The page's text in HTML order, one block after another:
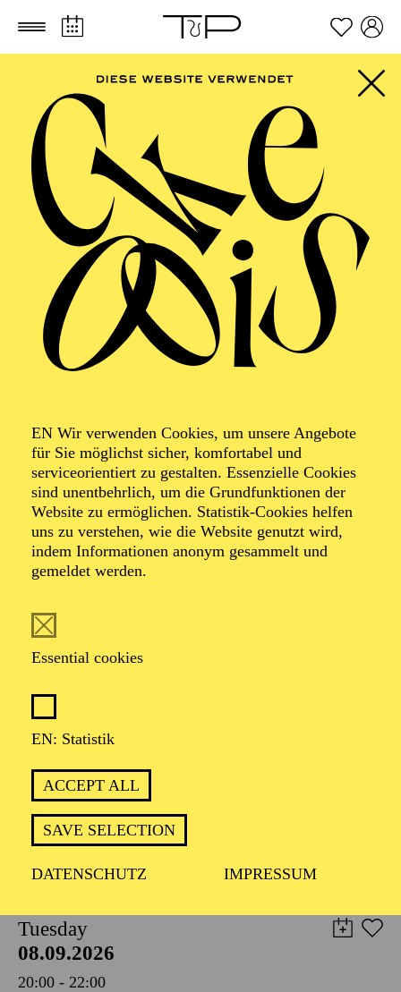
Zum Hauptinhalt springen Zum Footer springen
EN Wir verwenden Cookies, um unsere Angebote
für Sie möglichst sicher, komfortabel und
serviceorientiert zu gestalten. Essenzielle Cookies
sind unentbehrlich, um die Grundfunktionen der
Website zu ermöglichen. Statistik-Cookies helfen
uns zu verstehen, wie die Website genutzt wird,
indem Informationen anonym gesammelt und
gemeldet werden.
Essential cookies
EN: Statistik
ACCEPT ALL
SAVE SELECTION
DATENSCHUTZ IMPRESSUM
FILTER
SEPTEMBER 2026
PHILHARMONIE ESSEN
Friday
04.09.2026
20:00 - 23:00
Alfried Krupp Saal
Organiser: Theater-, Konzert- u. Gastspieldirektion OTTO
HOFNER GMBH
TICKETS
55,20 52,70€
EN: SCHAUSPIEL ESSEN
05.09.2026
19:30 - 21:30
BLICK AUF DEN IRAN –
STIMMEN ZUR AKTUELLEN
LAGE
TICKETS
8,00€
Tuesday
08.09.2026
20:00 - 22:00